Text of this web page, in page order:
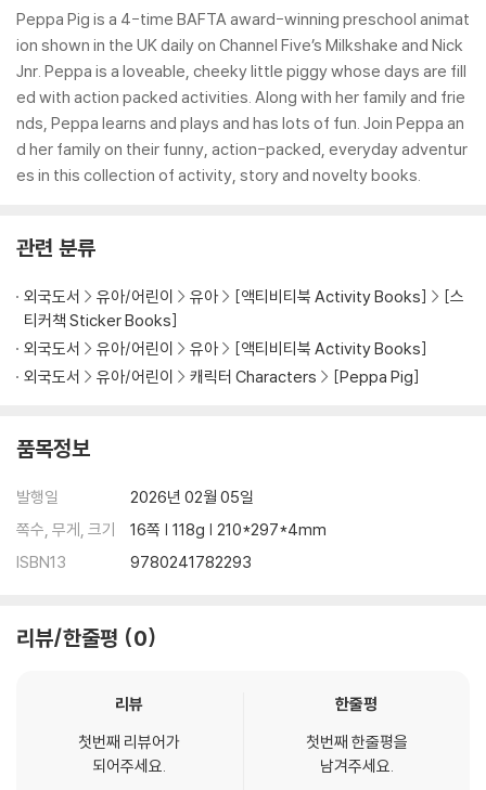
Peppa Pig is a 4-time BAFTA award-winning preschool animat
ion shown in the UK daily on Channel Five’s Milkshake and Nick
Jnr. Peppa is a loveable, cheeky little piggy whose days are fill
ed with action packed activities. Along with her family and frie
nds, Peppa learns and plays and has lots of fun. Join Peppa an
d her family on their funny, action-packed, everyday adventur
es in this collection of activity, story and novelty books.
관련 분류
외국도서 유아/어린이 유아 [액티비티북 Activity Books]
[스
티커책 Sticker Books]
외국도서
유아/어린이 유아
[액티비티북 Activity Books]
외국도서
유아/어린이 캐릭터 Characters [Peppa Pig]
품목정보
발행일
2026년 02월 05일
쪽수, 무게, 크기
16쪽 | 118g | 210*297*4mm
ISBN13
9780241782293
리뷰/한줄평 0
리뷰
첫번째 리뷰어가
되어주세요.
한줄평
첫번째 한줄평을
남겨주세요.